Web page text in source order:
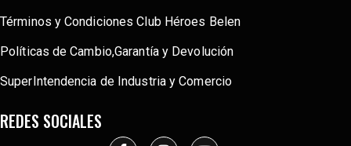
Términos y Condiciones Club Héroes Belen
Políticas de Cambio,Garantía y Devolución
SuperIntendencia de Industria y Comercio
REDES SOCIALES